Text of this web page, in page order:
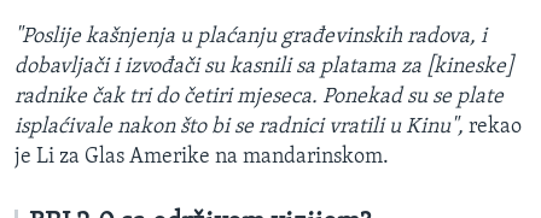
"Poslije kašnjenja u plaćanju građevinskih radova, i
dobavljači i izvođači su kasnili sa platama za [kineske]
radnike čak tri do četiri mjeseca. Ponekad su se plate
isplaćivale nakon što bi se radnici vratili u Kinu", rekao
je Li za Glas Amerike na mandarinskom.